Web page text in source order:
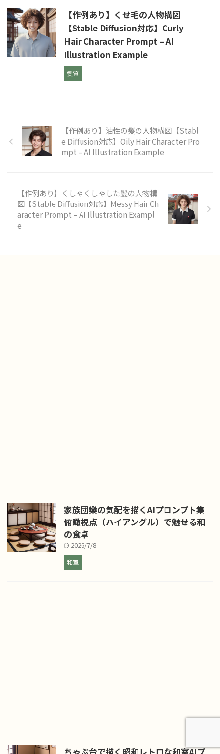
【作例あり】くせ毛の人物構図
【Stable Diffusion対応】Curly
Hair Character Prompt – AI
Illustration Example
髪質
【作例あり】油性の髪の人物構図【Stabl
e Diffusion対応】Oily Hair Character Pro
mpt – AI Illustration Example
【作例あり】くしゃくしゃした髪の人物構
図【Stable Diffusion対応】Messy Hair Ch
aracter Prompt – AI Illustration Exampl
e
家族団欒の気配を描くAIプロンプト集――
俯瞰視点（ハイアングル）で魅せる和
の食卓
2026/7/8
和室
ちゃぶ台で描く昭和レトロな和室AIプ